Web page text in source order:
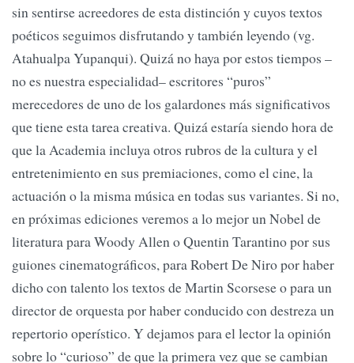
sin sentirse acreedores de esta distinción y cuyos textos
poéticos seguimos disfrutando y también leyendo (vg.
Atahualpa Yupanqui). Quizá no haya por estos tiempos –
no es nuestra especialidad– escritores “puros”
merecedores de uno de los galardones más significativos
que tiene esta tarea creativa. Quizá estaría siendo hora de
que la Academia incluya otros rubros de la cultura y el
entretenimiento en sus premiaciones, como el cine, la
actuación o la misma música en todas sus variantes. Si no,
en próximas ediciones veremos a lo mejor un Nobel de
literatura para Woody Allen o Quentin Tarantino por sus
guiones cinematográficos, para Robert De Niro por haber
dicho con talento los textos de Martin Scorsese o para un
director de orquesta por haber conducido con destreza un
repertorio operístico. Y dejamos para el lector la opinión
sobre lo “curioso” de que la primera vez que se cambian